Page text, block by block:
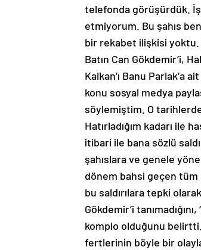
telefonda görüşürdük.
etmiyorum. Bu şahıs
bir rekabet ilişkisi yoktu.
Batın Can Gökdemir’i,
Kalkan’ı Banu Parlak’a
konu sosyal medya
söylemiştim. O
Hatırladığım kadarı ile
itibari ile bana sözlü
şahıslara ve genele
dönem bahsi geçen tüm
bu saldırılara tepki
Gökdemir’i
komplo olduğunu
fertlerinin böyle bir